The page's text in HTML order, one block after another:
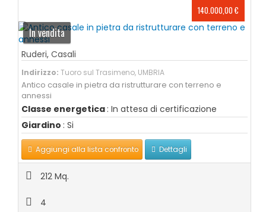
140.000,00 €
In vendita
Ruderi, Casali
Indirizzo: Tuoro sul Trasimeno, UMBRIA
Antico casale in pietra da ristrutturare con terreno e
annessi
Classe energetica : In attesa di certificazione
Giardino : Si
Aggiungi alla lista confronto Dettagli
212 Mq.
4